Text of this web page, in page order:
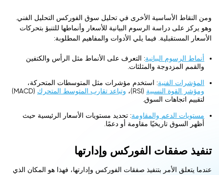
ومن النقاط الأساسية الأخرى في تحليل سوق الفوركس التحليل الفني.
وهو يركز على دراسة الرسوم البيانية للأسعار وأنماطها للتنبؤ بتحركات
الأسعار المستقبلية. فيما يلي الأدوات والمفاهيم المطلوبة:
أنماط الرسوم البيانية: التعرف على الأنماط مثل الرأس والكتفين
والقمم المزدوجة والمثلثات.
المؤشرات الفنية: استخدم مؤشرات مثل المتوسطات المتحركة،
ومؤشر القوة النسبية (RSI)، وتباعد تقارب المتوسط المتحرك
(MACD)
لتقييم اتجاهات السوق.
مستويات الدعم والمقاومة: تحديد مستويات الأسعار الرئيسية حيث
أظهر السوق تاريخيًا مقاومة أو دعمًا.
تنفيذ صفقات الفوركس وإدارتها
عندما يتعلق الأمر بتنفيذ صفقات الفوركس وإدارتها، فهذا هو المكان الذي